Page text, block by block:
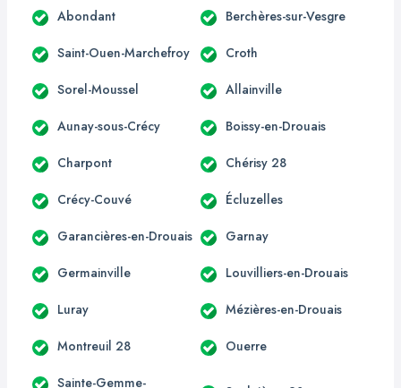
Abondant Berchères-sur-Vesgre
Saint-Ouen-Marchefroy Croth
Sorel-Moussel Allainville
Aunay-sous-Crécy Boissy-en-Drouais
Charpont Chérisy 28
Crécy-Couvé Écluzelles
Garancières-en-Drouais Garnay
Germainville Louvilliers-en-Drouais
Luray Mézières-en-Drouais
Montreuil 28 Ouerre
Sainte-Gemme-